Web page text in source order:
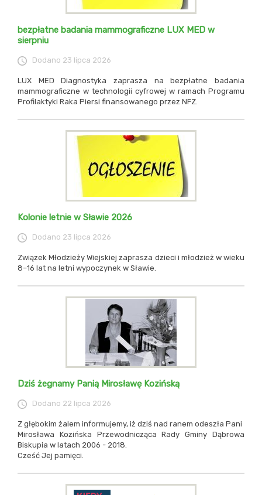
bezpłatne badania mammograficzne LUX MED w
sierpniu
Dodano 23 lipca 2026
LUX MED Diagnostyka zaprasza na bezpłatne badania
mammograficzne w technologii cyfrowej w ramach Programu
Profilaktyki Raka Piersi finansowanego przez NFZ.
Kolonie letnie w Sławie 2026
Dodano 23 lipca 2026
Związek Młodzieży Wiejskiej zaprasza dzieci i młodzież w wieku
8–16 lat na letni wypoczynek w Sławie.
Dziś żegnamy Panią Mirosławę Kozińską
Dodano 22 lipca 2026
Z głębokim żalem informujemy, iż dziś nad ranem odeszła Pani
Mirosława Kozińska Przewodnicząca Rady Gminy Dąbrowa
Biskupia w latach 2006 - 2018.
Cześć Jej pamięci.